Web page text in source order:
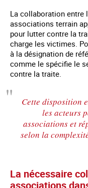
La collaboration entre
associations terrain
pour lutter contre la
charge les victimes.
à la désignation de
comme le spécifie le
contre la traite.
Cette disposition
les acteurs
associations et
selon la
La nécessaire
associations